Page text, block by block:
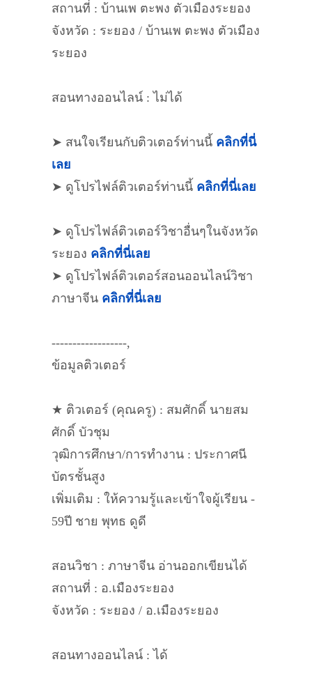
สถานที่ : บ้านเพ ตะพง ตัวเมืองระยอง
จังหวัด : ระยอง / บ้านเพ ตะพง ตัวเมือง
ระยอง
สอนทางออนไลน์ : ไม่ได้
➤ สนใจเรียนกับติวเตอร์ท่านนี้ คลิกที่นี่
เลย
➤ ดูโปรไฟล์ติวเตอร์ท่านนี้ คลิกที่นี่เลย
➤ ดูโปรไฟล์ติวเตอร์วิชาอื่นๆในจังหวัด
ระยอง คลิกที่นี่เลย
➤ ดูโปรไฟล์ติวเตอร์สอนออนไลน์วิชา
ภาษาจีน คลิกที่นี่เลย
------------------,
ข้อมูลติวเตอร์
★ ติวเตอร์ (คุณครู) : สมศักดิ์ นายสม
ศักดิ์ บัวชุม
วุฒิการศึกษา/การทำงาน : ประกาศนี
บัตรชั้นสูง
เพิ่มเติม : ให้ความรู้และเข้าใจผู้เรียน -
59ปี ชาย พุทธ ดูดี
สอนวิชา : ภาษาจีน อ่านออกเขียนได้
สถานที่ : อ.เมืองระยอง
จังหวัด : ระยอง / อ.เมืองระยอง
สอนทางออนไลน์ : ได้